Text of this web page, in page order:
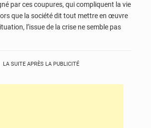
par ces coupures, qui compliquent la vie
que la société dit tout mettre en œuvre
l’issue de la crise ne semble pas
LA SUITE APRÈS LA PUBLICITÉ